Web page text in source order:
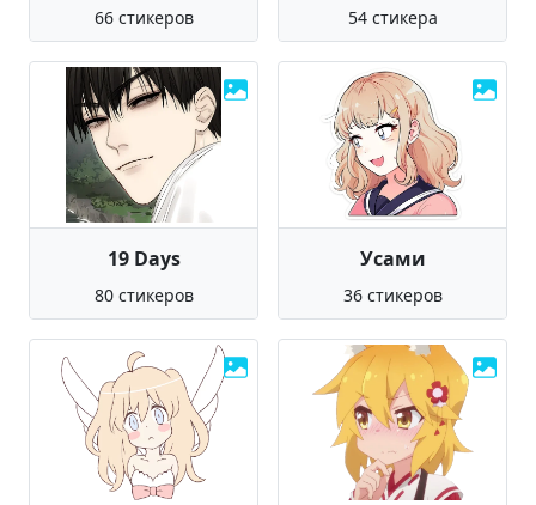
66 стикеров 54 стикера
19 Days
80 стикеров
Усами
36 стикеров